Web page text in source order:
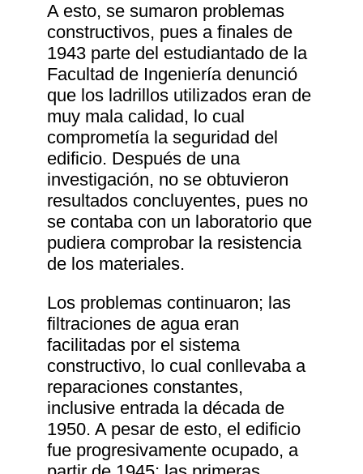
A esto, se sumaron problemas
constructivos, pues a finales de
1943 parte del estudiantado de la
Facultad de Ingeniería denunció
que los ladrillos utilizados eran de
muy mala calidad, lo cual
comprometía la seguridad del
edificio. Después de una
investigación, no se obtuvieron
resultados concluyentes, pues no
se contaba con un laboratorio que
pudiera comprobar la resistencia
de los materiales.
Los problemas continuaron; las
filtraciones de agua eran
facilitadas por el sistema
constructivo, lo cual conllevaba a
reparaciones constantes,
inclusive entrada la década de
1950. A pesar de esto, el edificio
fue progresivamente ocupado, a